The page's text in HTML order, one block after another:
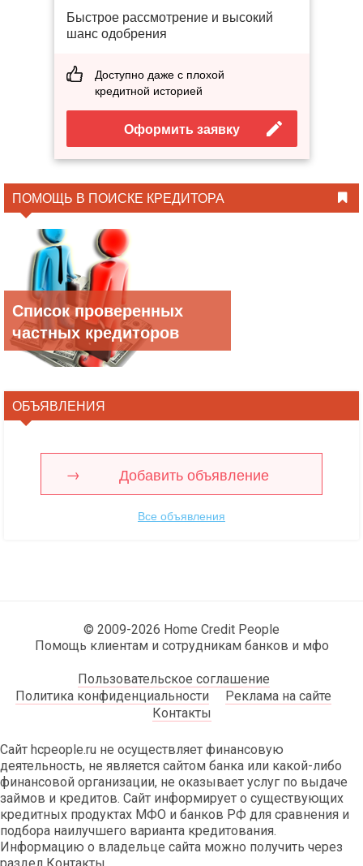
Быстрое рассмотрение и высокий
шанс одобрения
Доступно даже с плохой
кредитной историей
Оформить заявку
ПОМОЩЬ В ПОИСКЕ КРЕДИТОРА
Список проверенных
частных кредиторов
ОБЪЯВЛЕНИЯ
Добавить объявление
Все объявления
© 2009-2026 Home Credit People
Помощь клиентам и сотрудникам банков и мфо
Пользовательское соглашение
Политика конфиденциальности
Реклама на сайте
Контакты
Сайт hcpeople.ru не осуществляет финансовую
деятельность, не является сайтом банка или какой-либо
финансовой организации, не оказывает услуг по выдаче
займов и кредитов. Сайт информирует о существующих
кредитных продуктах МФО и банков РФ для сравнения и
подбора наилучшего варианта кредитования.
Информацию о владельце сайта можно получить через